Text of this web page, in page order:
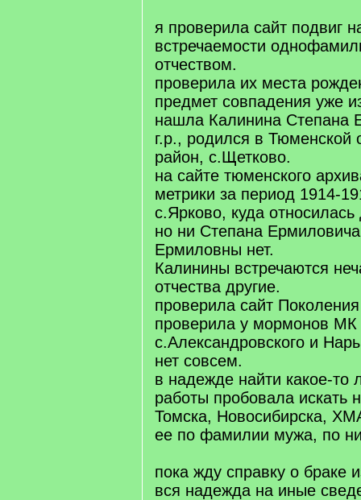
я проверила сайт подвиг
встречаемости
отчеством.
проверила их места
предмет совпадения уже
нашла Калинина Степана
г.р., родился в Тюменской
район, с.Щетково.
на сайте тюменского
метрики за период 1914-
с.Ярково, куда
но ни Степана
Ермиловны нет.
Калинины встречаются
отчества другие.
проверила сайт
проверила у мормонов МК
с.Александровского и
нет совсем.
в надежде найти какое-то
работы пробовала искать
Томска, Новосибирска,
ее по фамилии мужа, по
пока жду справку о браке
вся надежда на иные